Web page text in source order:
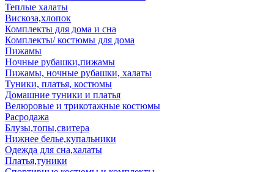
Теплые халаты
Вискоза,хлопок
Комплекты для дома и сна
Комплекты/ костюмы для дома
Пижамы
Ночные рубашки,пижамы
Пижамы, ночные рубашки, халаты
Туники, платья, костюмы
Домашние туники и платья
Велюровые и трикотажные костюмы
Расродажа
Блузы,топы,свитера
Нижнее белье,купальники
Одежда для сна,халаты
Платья,туники